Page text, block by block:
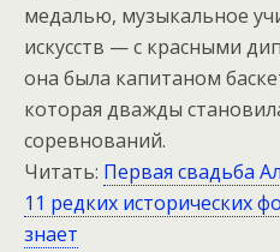
медалью, музыкальное
искусств — с красными
она была капитаном
которая дважды
соревнований.
Читать: Первая свадьба
11 редких исторических
знает